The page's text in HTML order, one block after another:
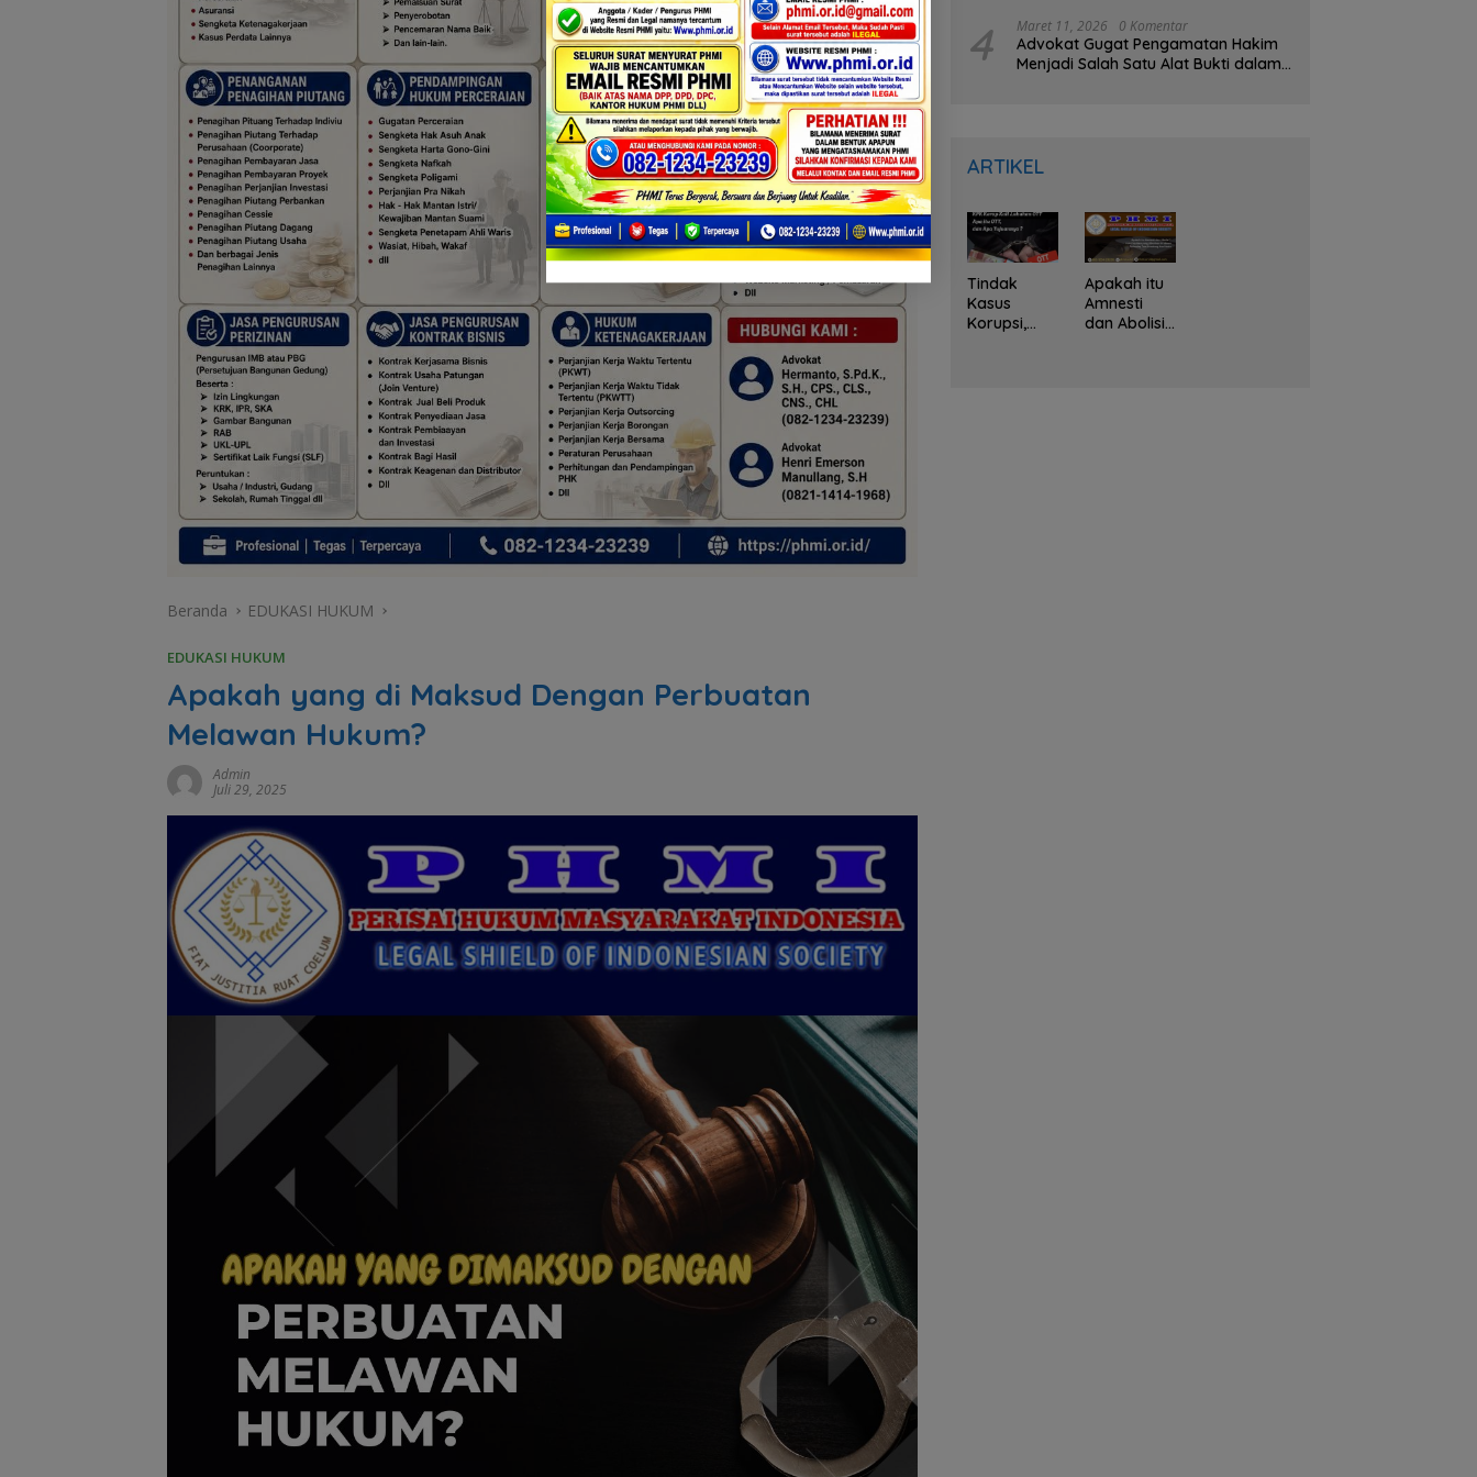
Beranda EDUKASI HUKUM
EDUKASI HUKUM
Apakah yang di Maksud Dengan Perbuatan
Melawan Hukum?
Admin
Juli 29, 2025
4 Maret 11, 2026 0 Komentar
Advokat Gugat Pengamatan Hakim
Menjadi Salah Satu Alat Bukti dalam
ARTIKEL
Tindak
Kasus
Korupsi,
Apakah itu
Amnesti
dan Abolisi?